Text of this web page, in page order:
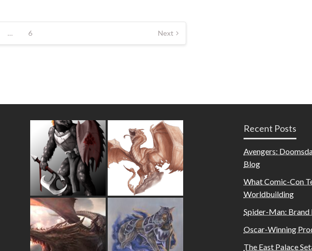
… 6 Next
Recent Posts
Avengers:
Blog
What Comic-Con
Worldbuilding
Spider-Man:
Oscar-Winning
The East Palace